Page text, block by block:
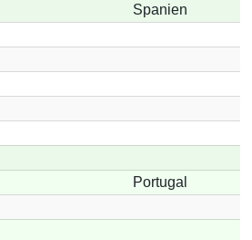
Spanien
Portugal